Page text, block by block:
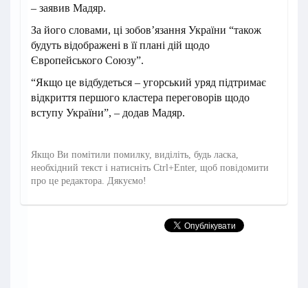
– заявив Мадяр.
За його словами, ці зобов’язання України “також
будуть відображені в її плані дій щодо
Європейського Союзу”.
“Якщо це відбудеться – угорський уряд підтримає
відкриття першого кластера переговорів щодо
вступу України”, – додав Мадяр.
Якщо Ви помітили помилку, виділіть, будь ласка,
необхідний текст і натисніть Ctrl+Enter, щоб повідомити
про це редактора. Дякуємо!